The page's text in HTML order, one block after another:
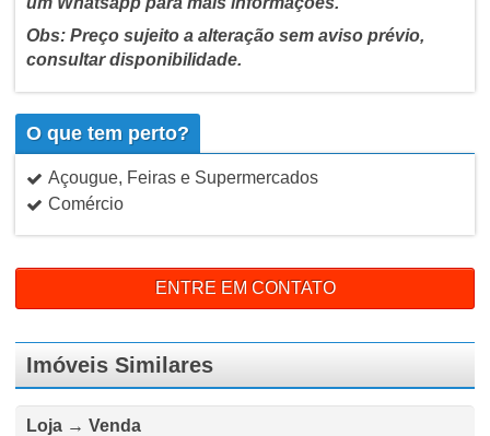
Obs: Preço sujeito a alteração sem aviso prévio,
consultar disponibilidade.
O que tem perto?
Açougue, Feiras e Supermercados
Comércio
ENTRE EM CONTATO
Imóveis Similares
Loja → Venda